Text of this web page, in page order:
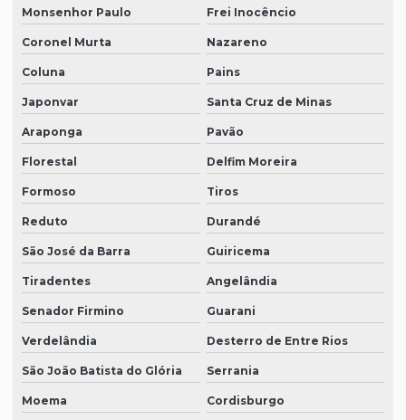
Monsenhor Paulo Frei Inocêncio
Coronel Murta Nazareno
Coluna Pains
Japonvar Santa Cruz de Minas
Araponga Pavão
Florestal Delfim Moreira
Formoso Tiros
Reduto Durandé
São José da Barra Guiricema
Tiradentes Angelândia
Senador Firmino Guarani
Verdelândia Desterro de Entre Rios
São João Batista do Glória Serrania
Moema Cordisburgo